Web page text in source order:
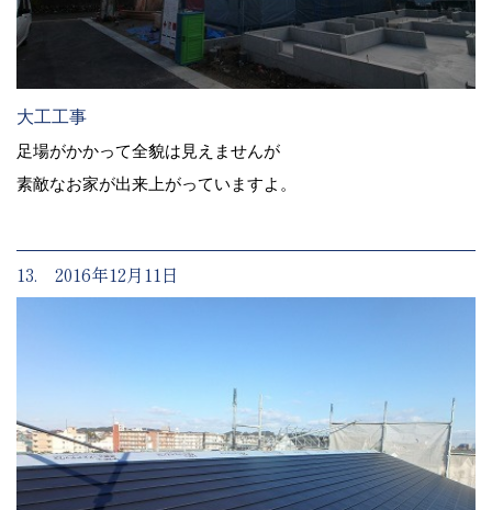
大工工事
足場がかかって全貌は見えませんが
素敵なお家が出来上がっていますよ。
13. 2016年12月11日